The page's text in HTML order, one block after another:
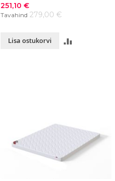
Soodushind
251,10 €
Tavahind 279,00 €
Lisa ostukorvi